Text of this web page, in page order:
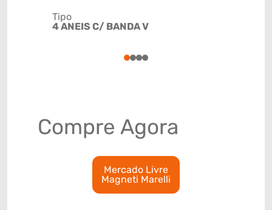
Tipo
4 ANEIS C/ BANDA V
1234
Compre Agora
Mercado Livre
Magneti Marelli